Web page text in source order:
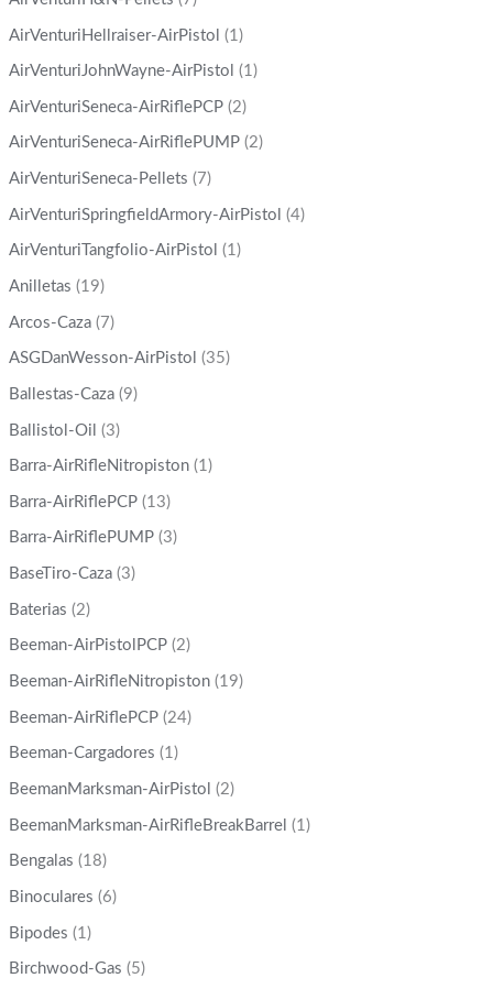
AirVenturiHellraiser-AirPistol (1)
AirVenturiJohnWayne-AirPistol (1)
AirVenturiSeneca-AirRiflePCP (2)
AirVenturiSeneca-AirRiflePUMP (2)
AirVenturiSeneca-Pellets (7)
AirVenturiSpringfieldArmory-AirPistol (4)
AirVenturiTangfolio-AirPistol (1)
Anilletas (19)
Arcos-Caza (7)
ASGDanWesson-AirPistol (35)
Ballestas-Caza (9)
Ballistol-Oil (3)
Barra-AirRifleNitropiston (1)
Barra-AirRiflePCP (13)
Barra-AirRiflePUMP (3)
BaseTiro-Caza (3)
Baterias (2)
Beeman-AirPistolPCP (2)
Beeman-AirRifleNitropiston (19)
Beeman-AirRiflePCP (24)
Beeman-Cargadores (1)
BeemanMarksman-AirPistol (2)
BeemanMarksman-AirRifleBreakBarrel (1)
Bengalas (18)
Binoculares (6)
Bipodes (1)
Birchwood-Gas (5)